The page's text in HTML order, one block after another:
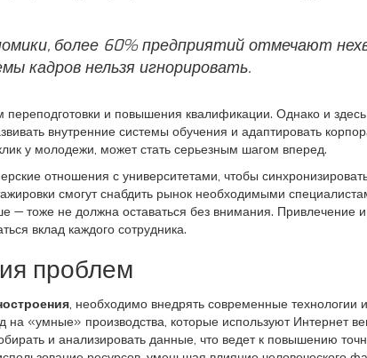
более 60% предприятий отмечают
кадров нельзя игнорировать.
и повышения квалификации. Однако и здесь
внутренние системы обучения и адаптировать
у молодежи, может стать серьезным шагом вперед.
отношения с университетами, чтобы
смогут снабдить рынок необходимыми
— тоже не должна оставаться без внимания. Привлечение
вклад каждого сотрудника.
проблем
, необходимо внедрять современные
«умные» производства, которые используют Интернет
и анализировать данные, что ведет к повышению